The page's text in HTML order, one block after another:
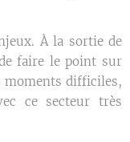
À la sortie de
faire le point sur
moments difficiles,
ce secteur très